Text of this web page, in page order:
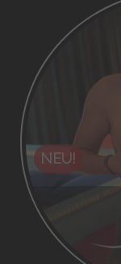
NEU!